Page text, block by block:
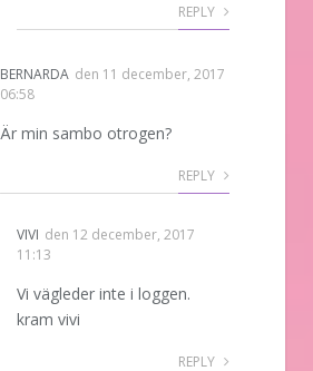
REPLY
BERNARDA den 11 december, 2017
06:58
Är min sambo otrogen?
REPLY
VIVI den 12 december, 2017
11:13
Vi vägleder inte i loggen.
kram vivi
REPLY